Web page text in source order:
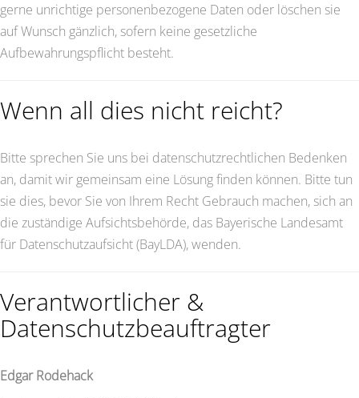
gerne unrichtige personenbezogene Daten oder löschen sie
auf Wunsch gänzlich, sofern keine gesetzliche
Aufbewahrungspflicht besteht.
Wenn all dies nicht reicht?
Bitte sprechen Sie uns bei datenschutzrechtlichen Bedenken
an, damit wir gemeinsam eine Lösung finden können. Bitte tun
sie dies, bevor Sie von Ihrem Recht Gebrauch machen, sich an
die zuständige Aufsichtsbehörde, das Bayerische Landesamt
für Datenschutzaufsicht (BayLDA), wenden.
Verantwortlicher &
Datenschutzbeauftragter
Edgar Rodehack